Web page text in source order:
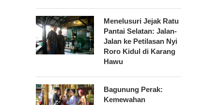
Menelusuri Jejak Ratu
Pantai Selatan: Jalan-
Jalan ke Petilasan Nyi
Roro Kidul di Karang
Hawu
Bagunung Perak:
Kemewahan